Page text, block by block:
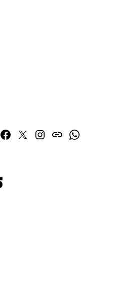
Facebook
TwitterInstagram
issuuWhatsapp